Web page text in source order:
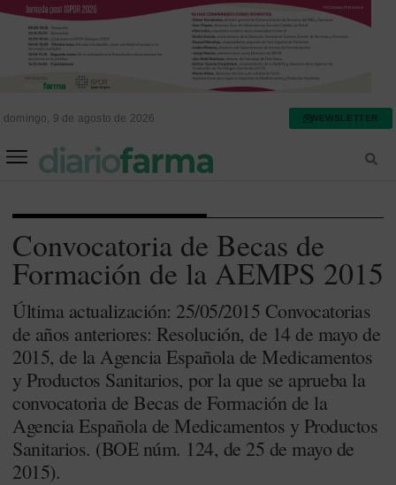
domingo, 9 de agosto de 2026 NEWSLETTER
Convocatoria de Becas de
Formación de la AEMPS 2015
Última actualización: 25/05/2015 Convocatorias
de años anteriores: Resolución, de 14 de mayo de
2015, de la Agencia Española de Medicamentos
y Productos Sanitarios, por la que se aprueba la
convocatoria de Becas de Formación de la
Agencia Española de Medicamentos y Productos
Sanitarios. (BOE núm. 124, de 25 de mayo de
2015).